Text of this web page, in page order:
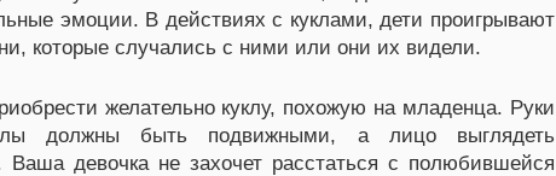
эмоции. В действиях с куклами, дети проигрывают
которые случались с ними или они их видели.
желательно куклу, похожую на младенца. Руки
должны быть подвижными, а лицо выглядеть
Ваша девочка не захочет расстаться с полюбившейся